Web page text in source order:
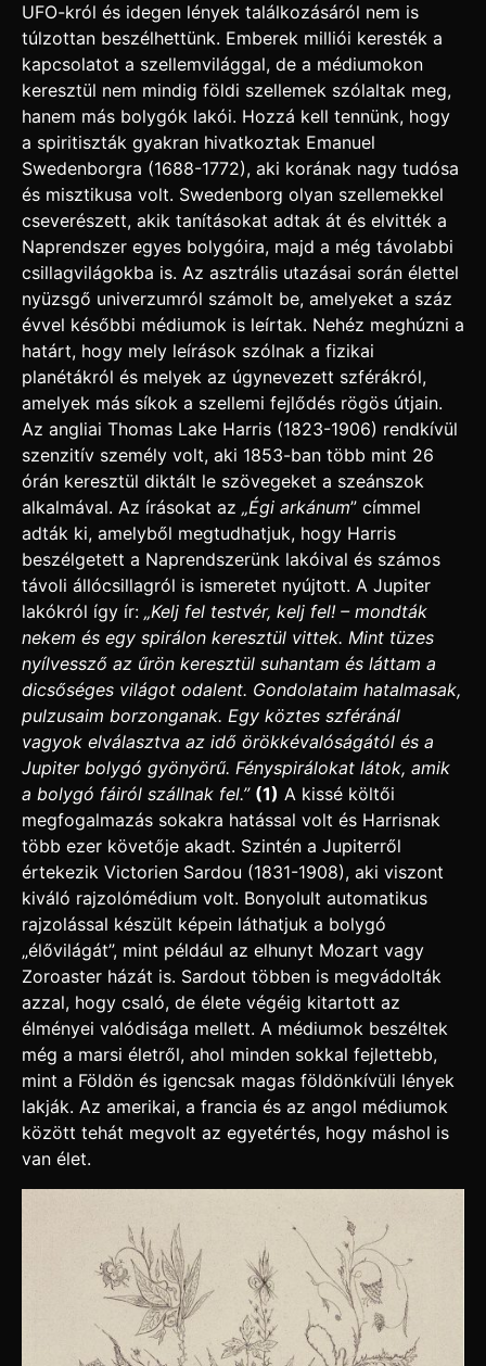
UFO-król és idegen lények találkozásáról nem is
túlzottan beszélhettünk. Emberek milliói keresték a
kapcsolatot a szellemvilággal, de a médiumokon
keresztül nem mindig földi szellemek szólaltak meg,
hanem más bolygók lakói. Hozzá kell tennünk, hogy
a spiritiszták gyakran hivatkoztak Emanuel
Swedenborgra (1688-1772), aki korának nagy tudósa
és misztikusa volt. Swedenborg olyan szellemekkel
cseverészett, akik tanításokat adtak át és elvitték a
Naprendszer egyes bolygóira, majd a még távolabbi
csillagvilágokba is. Az asztrális utazásai során élettel
nyüzsgő univerzumról számolt be, amelyeket a száz
évvel későbbi médiumok is leírtak. Nehéz meghúzni a
határt, hogy mely leírások szólnak a fizikai
planétákról és melyek az úgynevezett szférákról,
amelyek más síkok a szellemi fejlődés rögös útjain.
Az angliai Thomas Lake Harris (1823-1906) rendkívül
szenzitív személy volt, aki 1853-ban több mint 26
órán keresztül diktált le szövegeket a szeánszok
alkalmával. Az írásokat az „Égi arkánum” címmel
adták ki, amelyből megtudhatjuk, hogy Harris
beszélgetett a Naprendszerünk lakóival és számos
távoli állócsillagról is ismeretet nyújtott. A Jupiter
lakókról így ír: „Kelj fel testvér, kelj fel! – mondták
nekem és egy spirálon keresztül vittek. Mint tüzes
nyílvessző az űrön keresztül suhantam és láttam a
dicsőséges világot odalent. Gondolataim hatalmasak,
pulzusaim borzonganak. Egy köztes szféránál
vagyok elválasztva az idő örökkévalóságától és a
Jupiter bolygó gyönyörű. Fényspirálokat látok, amik
a bolygó fáiról szállnak fel.” (1) A kissé költői
megfogalmazás sokakra hatással volt és Harrisnak
több ezer követője akadt. Szintén a Jupiterről
értekezik Victorien Sardou (1831-1908), aki viszont
kiváló rajzolómédium volt. Bonyolult automatikus
rajzolással készült képein láthatjuk a bolygó
„élővilágát”, mint például az elhunyt Mozart vagy
Zoroaster házát is. Sardout többen is megvádolták
azzal, hogy csaló, de élete végéig kitartott az
élményei valódisága mellett. A médiumok beszéltek
még a marsi életről, ahol minden sokkal fejlettebb,
mint a Földön és igencsak magas földönkívüli lények
lakják. Az amerikai, a francia és az angol médiumok
között tehát megvolt az egyetértés, hogy máshol is
van élet.